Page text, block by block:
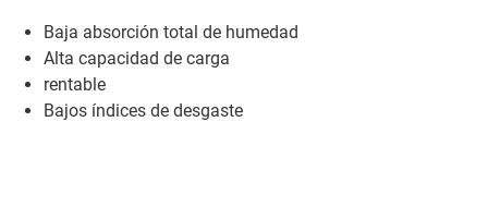
Baja absorción total de humedad
Alta capacidad de carga
rentable
Bajos índices de desgaste